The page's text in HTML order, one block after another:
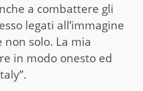
a combattere gli
legati all’immagine
solo. La mia
in modo onesto ed